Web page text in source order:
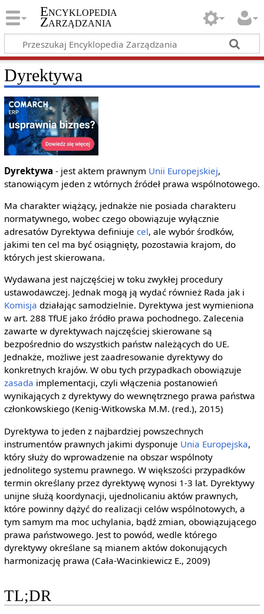
Encyklopedia
Zarządzania
Dyrektywa
Dyrektywa - jest aktem prawnym Unii Europejskiej,
stanowiącym jeden z wtórnych źródeł prawa wspólnotowego.
Ma charakter wiążący, jednakże nie posiada charakteru
normatywnego, wobec czego obowiązuje wyłącznie
adresatów Dyrektywa definiuje cel, ale wybór środków,
jakimi ten cel ma być osiągnięty, pozostawia krajom, do
których jest skierowana.
Wydawana jest najczęściej w toku zwykłej procedury
ustawodawczej. Jednak mogą ją wydać również Rada jak i
Komisja działając samodzielnie. Dyrektywa jest wymieniona
w art. 288 TfUE jako źródło prawa pochodnego. Zalecenia
zawarte w dyrektywach najczęściej skierowane są
bezpośrednio do wszystkich państw należących do UE.
Jednakże, możliwe jest zaadresowanie dyrektywy do
konkretnych krajów. W obu tych przypadkach obowiązuje
zasada implementacji, czyli włączenia postanowień
wynikających z dyrektywy do wewnętrznego prawa państwa
członkowskiego (Kenig-Witkowska M.M. (red.), 2015)
Dyrektywa to jeden z najbardziej powszechnych
instrumentów prawnych jakimi dysponuje Unia Europejska,
który służy do wprowadzenie na obszar wspólnoty
jednolitego systemu prawnego. W większości przypadków
termin określany przez dyrektywę wynosi 1-3 lat. Dyrektywy
unijne służą koordynacji, ujednolicaniu aktów prawnych,
które powinny dążyć do realizacji celów wspólnotowych, a
tym samym ma moc uchylania, bądź zmian, obowiązującego
prawa państwowego. Jest to powód, wedle którego
dyrektywy określane są mianem aktów dokonujących
harmonizację prawa (Cała-Wacinkiewicz E., 2009)
TL;DR